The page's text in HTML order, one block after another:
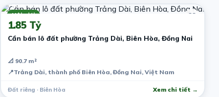
Môi giới
5 năm trước
1.85 Tỷ
Cần bán lô đất phường Trảng Dài, Biên Hòa, Đồng Nai
📐 90.7 m²
📍Trảng Dài, thành phố Biên Hòa, Đồng Nai, Việt Nam
Đất riêng · Biên Hòa Xem chi tiết →